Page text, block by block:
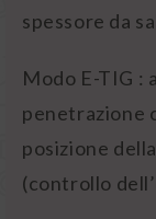
spessore da
Modo E-TIG :
penetrazione
posizione
(controllo